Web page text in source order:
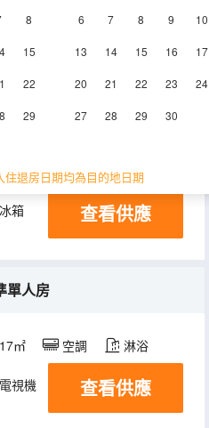
8
15
22
29
6 7 8 9 10
13 14 15 16 17
20 21 22 23 24
27 28 29 30
住退房日期均為目的地日期
雙人房
㎡ 空調 淋浴
冰箱 查看供應
單人房
17㎡ 空調 淋浴
電視機 冰箱
查看供應